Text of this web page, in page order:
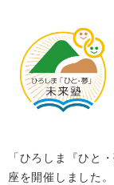
「ひろしま『ひと
座を開催しました。